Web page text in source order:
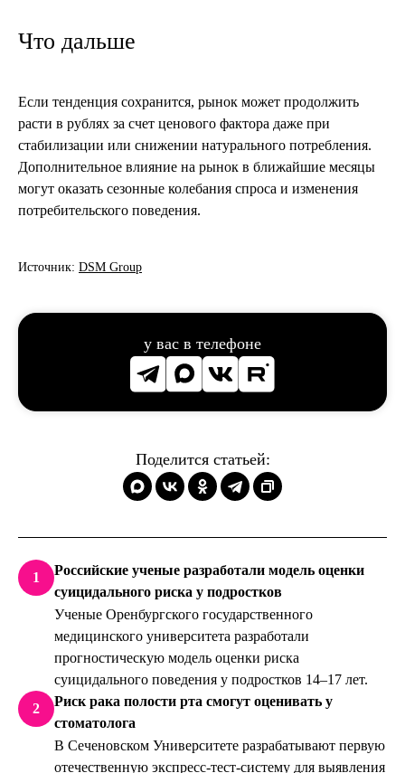
Что дальше
Если тенденция сохранится, рынок может продолжить
расти в рублях за счет ценового фактора даже при
стабилизации или снижении натурального потребления.
Дополнительное влияние на рынок в ближайшие месяцы
могут оказать сезонные колебания спроса и изменения
потребительского поведения.
Источник: DSM Group
у вас в телефоне
Поделится статьей:
1
Российские ученые разработали модель оценки
суицидального риска у подростков
Ученые Оренбургского государственного
медицинского университета разработали
прогностическую модель оценки риска
суицидального поведения у подростков 14–17 лет.
2
Риск рака полости рта смогут оценивать у
стоматолога
В Сеченовском Университете разрабатывают первую
отечественную экспресс-тест-систему для выявления